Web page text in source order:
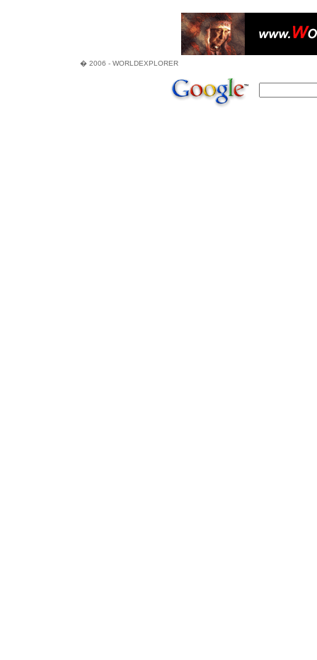
� 2006 - WORLDEXPLORER